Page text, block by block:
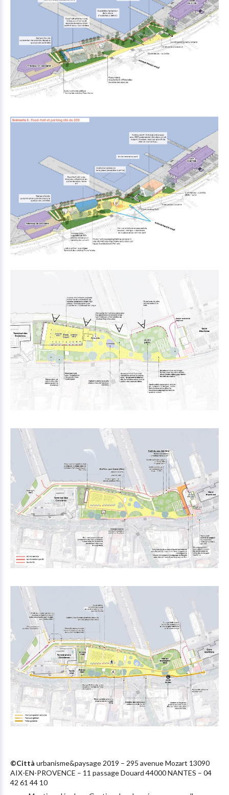
©Città urbanisme&paysage 2019 – 295 avenue Mozart 13090
AIX-EN-PROVENCE – 11 passage Douard 44000 NANTES – 04
42 61 44 10